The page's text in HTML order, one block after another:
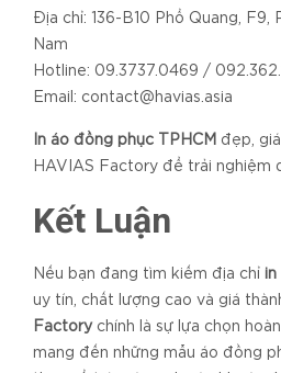
Địa chỉ: 136-B10 Phổ Quang, F9,
Nam
Hotline: 09.3737.0469 /
Email: contact@havias.asia
In áo đồng phục TPHCM đẹp,
HAVIAS Factory để trải nghiệm
Kết Luận
Nếu bạn đang tìm kiếm địa chỉ in
uy tín, chất lượng cao và giá
Factorychính là sự lựa chọn
mang đến những mẫu áo đồng